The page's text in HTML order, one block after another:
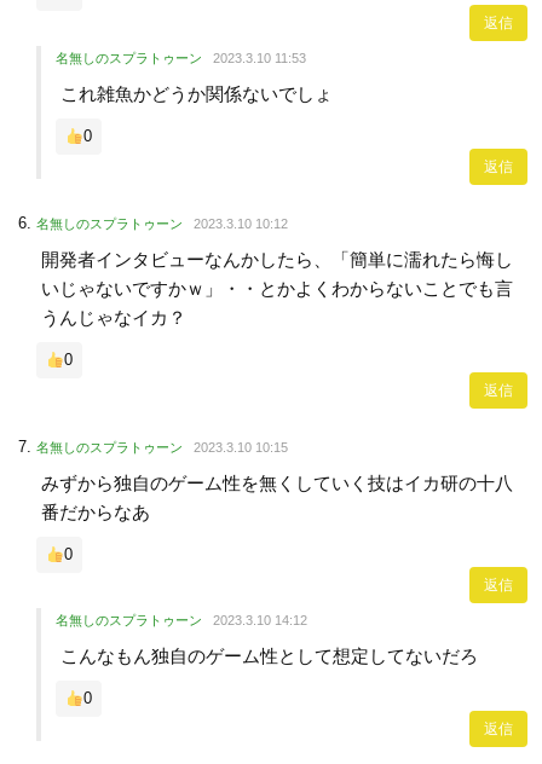
返信
名無しのスプラトゥーン 2023.3.10 11:53
これ雑魚かどうか関係ないでしょ
0
返信
名無しのスプラトゥーン 2023.3.10 10:12
開発者インタビューなんかしたら、「簡単に濡れたら悔し
いじゃないですかｗ」・・とかよくわからないことでも言
うんじゃなイカ？
0
返信
名無しのスプラトゥーン 2023.3.10 10:15
みずから独自のゲーム性を無くしていく技はイカ研の十八
番だからなあ
0
返信
名無しのスプラトゥーン 2023.3.10 14:12
こんなもん独自のゲーム性として想定してないだろ
0
返信